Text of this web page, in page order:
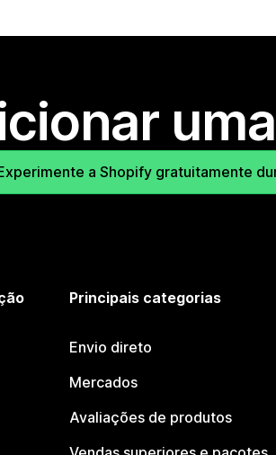
a Shopify gratuitamente
Principais categorias
Envio direto
Mercados
Avaliações de produtos